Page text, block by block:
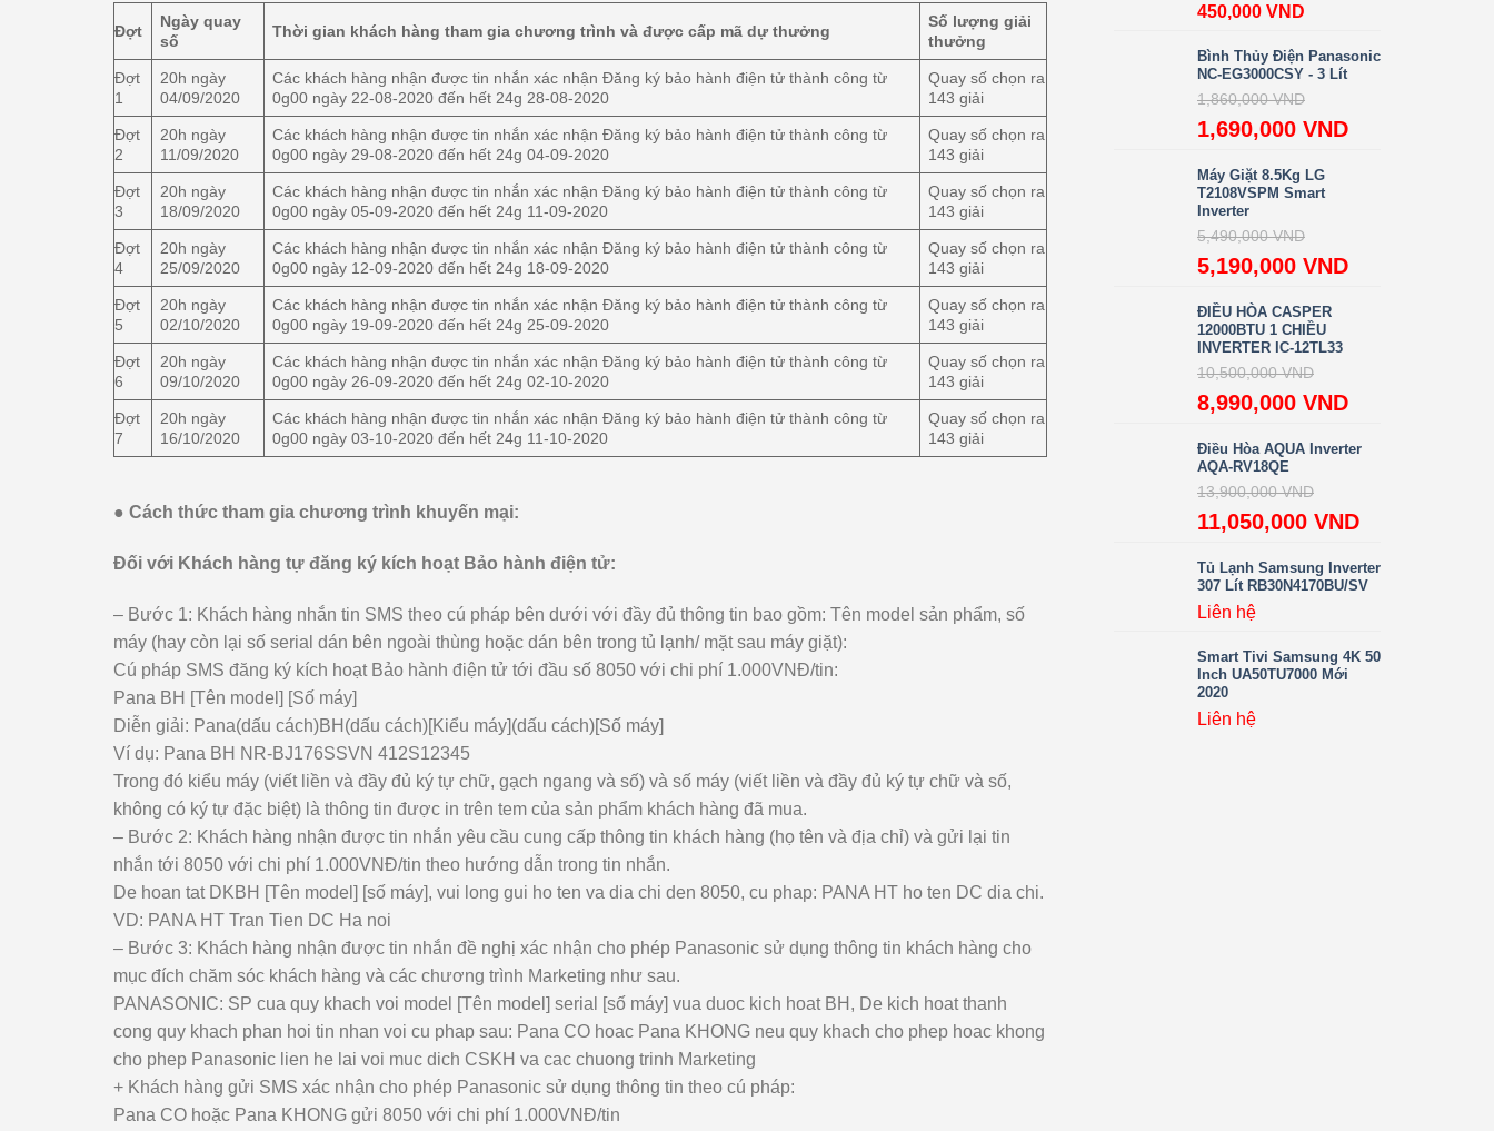
Đợt
Ngày quay
số
Thời gian khách hàng tham gia chương trình và được cấp mã dự thưởng
Số lượng giải
thưởng
Đợt
1
20h ngày
04/09/2020
Các khách hàng nhận được tin nhắn xác nhận Đăng ký bảo hành điện tử thành công từ
0g00 ngày 22-08-2020 đến hết 24g 28-08-2020
Quay số chọn ra
143 giải
Đợt
2
20h ngày
11/09/2020
Các khách hàng nhận được tin nhắn xác nhận Đăng ký bảo hành điện tử thành công từ
0g00 ngày 29-08-2020 đến hết 24g 04-09-2020
Quay số chọn ra
143 giải
Đợt
3
20h ngày
18/09/2020
Các khách hàng nhận được tin nhắn xác nhận Đăng ký bảo hành điện tử thành công từ
0g00 ngày 05-09-2020 đến hết 24g 11-09-2020
Quay số chọn ra
143 giải
Đợt
4
20h ngày
25/09/2020
Các khách hàng nhận được tin nhắn xác nhận Đăng ký bảo hành điện tử thành công từ
0g00 ngày 12-09-2020 đến hết 24g 18-09-2020
Quay số chọn ra
143 giải
Đợt
5
20h ngày
02/10/2020
Các khách hàng nhận được tin nhắn xác nhận Đăng ký bảo hành điện tử thành công từ
0g00 ngày 19-09-2020 đến hết 24g 25-09-2020
Quay số chọn ra
143 giải
Đợt
6
20h ngày
09/10/2020
Các khách hàng nhận được tin nhắn xác nhận Đăng ký bảo hành điện tử thành công từ
0g00 ngày 26-09-2020 đến hết 24g 02-10-2020
Quay số chọn ra
143 giải
Đợt
7
20h ngày
16/10/2020
Các khách hàng nhận được tin nhắn xác nhận Đăng ký bảo hành điện tử thành công từ
0g00 ngày 03-10-2020 đến hết 24g 11-10-2020
Quay số chọn ra
143 giải
● Cách thức tham gia chương trình khuyến mại:
Đối với Khách hàng tự đăng ký kích hoạt Bảo hành điện tử:
– Bước 1: Khách hàng nhắn tin SMS theo cú pháp bên dưới với đầy đủ thông tin bao gồm: Tên model sản phẩm, số
máy (hay còn lại số serial dán bên ngoài thùng hoặc dán bên trong tủ lạnh/ mặt sau máy giặt):
Cú pháp SMS đăng ký kích hoạt Bảo hành điện tử tới đầu số 8050 với chi phí 1.000VNĐ/tin:
Pana BH [Tên model] [Số máy]
Diễn giải: Pana(dấu cách)BH(dấu cách)[Kiểu máy](dấu cách)[Số máy]
Ví dụ: Pana BH NR-BJ176SSVN 412S12345
Trong đó kiểu máy (viết liền và đầy đủ ký tự chữ, gạch ngang và số) và số máy (viết liền và đầy đủ ký tự chữ và số,
không có ký tự đặc biệt) là thông tin được in trên tem của sản phẩm khách hàng đã mua.
– Bước 2: Khách hàng nhận được tin nhắn yêu cầu cung cấp thông tin khách hàng (họ tên và địa chỉ) và gửi lại tin
nhắn tới 8050 với chi phí 1.000VNĐ/tin theo hướng dẫn trong tin nhắn.
De hoan tat DKBH [Tên model] [số máy], vui long gui ho ten va dia chi den 8050, cu phap: PANA HT ho ten DC dia chi.
VD: PANA HT Tran Tien DC Ha noi
– Bước 3: Khách hàng nhận được tin nhắn đề nghị xác nhận cho phép Panasonic sử dụng thông tin khách hàng cho
mục đích chăm sóc khách hàng và các chương trình Marketing như sau.
PANASONIC: SP cua quy khach voi model [Tên model] serial [số máy] vua duoc kich hoat BH, De kich hoat thanh
cong quy khach phan hoi tin nhan voi cu phap sau: Pana CO hoac Pana KHONG neu quy khach cho phep hoac khong
cho phep Panasonic lien he lai voi muc dich CSKH va cac chuong trinh Marketing
+ Khách hàng gửi SMS xác nhận cho phép Panasonic sử dụng thông tin theo cú pháp:
Pana CO hoặc Pana KHONG gửi 8050 với chi phí 1.000VNĐ/tin
450,000 VND
Bình Thủy Điện Panasonic
NC-EG3000CSY - 3 Lít
1,860,000VND
1,690,000 VND
Máy Giặt 8.5Kg LG
T2108VSPM Smart
Inverter
5,490,000VND
5,190,000 VND
ĐIỀU HÒA CASPER
12000BTU 1 CHIỀU
INVERTER IC-12TL33
10,500,000VND
8,990,000 VND
Điều Hòa AQUA Inverter
AQA-RV18QE
13,900,000VND
11,050,000 VND
Tủ Lạnh Samsung Inverter
307 Lít RB30N4170BU/SV
Liên hệ
Smart Tivi Samsung 4K 50
Inch UA50TU7000 Mới
2020
Liên hệ